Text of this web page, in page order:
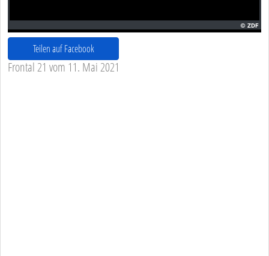
Teilen auf Facebook
Frontal 21 vom 11. Mai 2021